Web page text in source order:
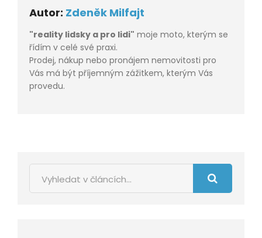
Autor: Zdeněk Milfajt
"reality lidsky a pro lidi" moje moto, kterým se
řídím v celé své praxi.
Prodej, nákup nebo pronájem nemovitosti pro
Vás má být příjemným zážitkem, kterým Vás
provedu.